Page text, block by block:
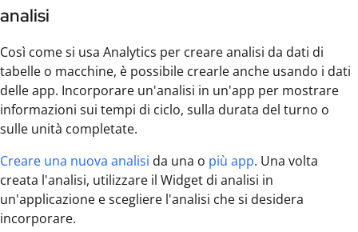
analisi
Così come si usa Analytics per creare analisi da dati di
tabelle o macchine, è possibile crearle anche usando i dati
delle app. Incorporare un'analisi in un'app per mostrare
informazioni sui tempi di ciclo, sulla durata del turno o
sulle unità completate.
Creare una nuova analisi da una o più app. Una volta
creata l'analisi, utilizzare il Widget di analisi in
un'applicazione e scegliere l'analisi che si desidera
incorporare.